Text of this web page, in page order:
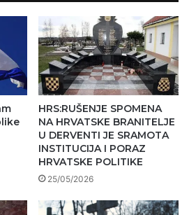
HRS:RUŠENJE SPOMENA
NA HRVATSKE BRANITELJE
U DERVENTI JE SRAMOTA
INSTITUCIJA I PORAZ
HRVATSKE POLITIKE
25/05/2026